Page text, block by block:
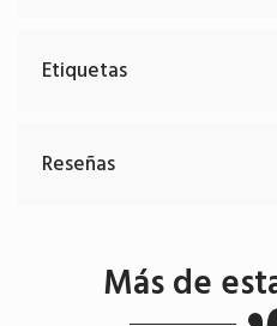
Etiquetas
Reseñas
Más de